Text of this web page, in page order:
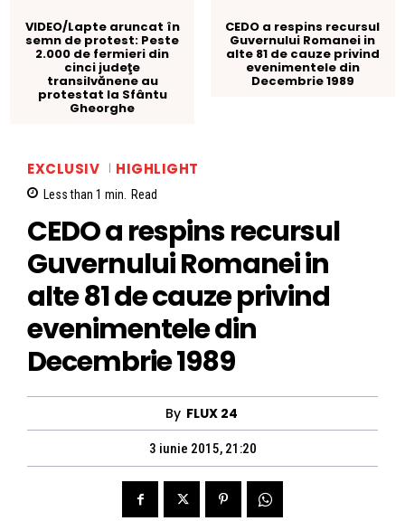
VIDEO/Lapte aruncat în
semn de protest: Peste
2.000 de fermieri din
cinci judeţe
transilvănene au
protestat la Sfântu
Gheorghe
CEDO a respins recursul
Guvernului Romanei in
alte 81 de cauze privind
evenimentele din
Decembrie 1989